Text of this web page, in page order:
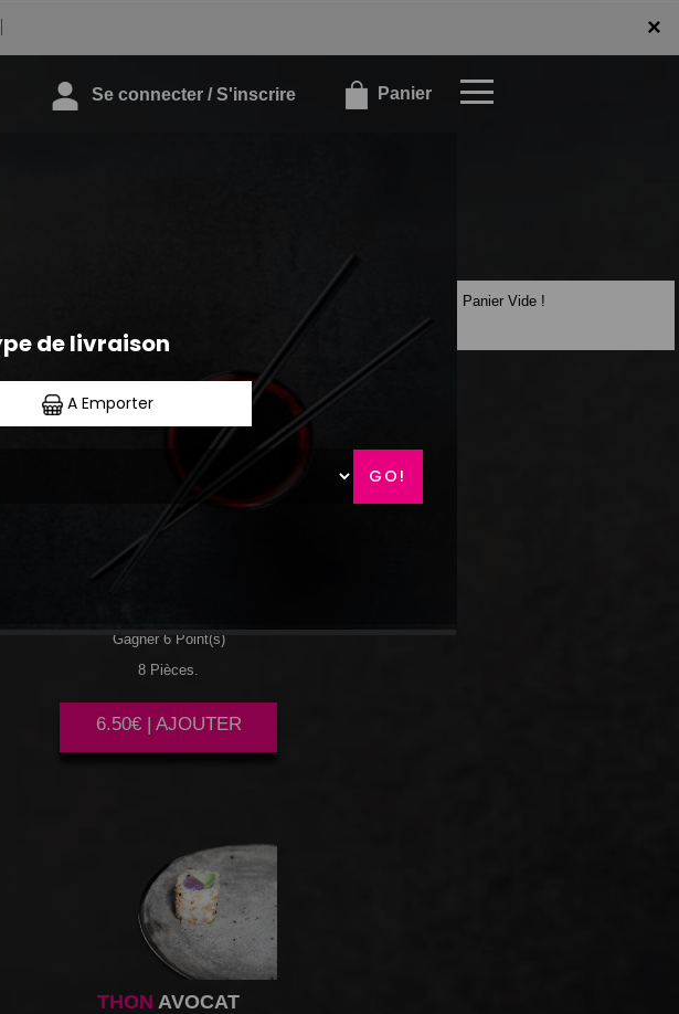
×
Se connecter / S'inscrire Panier
x
SAUMON
Gagner 6 Point(s)
8 Pièces.
6.50€ | AJOUTER
THON AVOCAT
Panier Vide !